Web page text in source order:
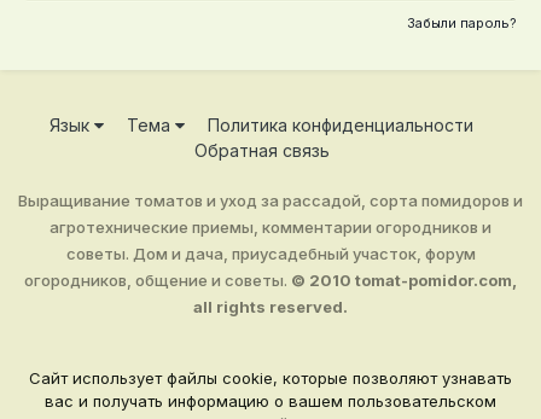
Забыли пароль?
Язык Тема
Политика конфиденциальности
Обратная связь
Выращивание томатов и уход за рассадой, сорта помидоров и
агротехнические приемы, комментарии огородников и
советы. Дом и дача, приусадебный участок, форум
огородников, общение и советы. © 2010 tomat-pomidor.com,
all rights reserved.
Сайт использует файлы cookie, которые позволяют узнавать
вас и получать информацию о вашем пользовательском